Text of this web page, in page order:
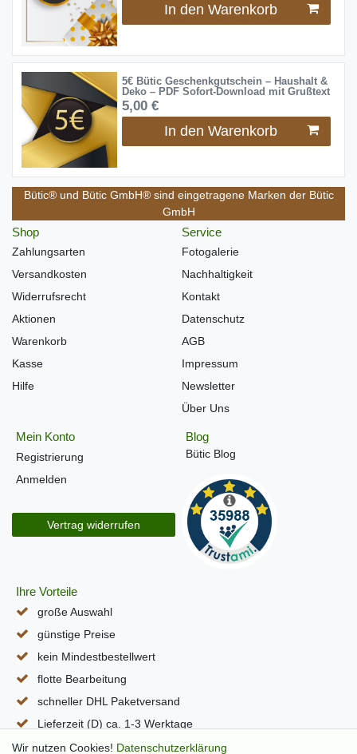
In den Warenkorb
5€ Bütic Geschenkgutschein – Haushalt &
Deko – PDF Sofort-Download mit Grußtext
5,00 €
In den Warenkorb
Bütic® und Bütic GmbH® sind eingetragene Marken der Bütic
GmbH
Shop
Zahlungsarten
Versandkosten
Widerrufsrecht
Aktionen
Warenkorb
Kasse
Hilfe
Service
Fotogalerie
Nachhaltigkeit
Kontakt
Datenschutz
AGB
Impressum
Newsletter
Über Uns
Mein Konto
Registrierung
Anmelden
Vertrag widerrufen
Blog
Bütic Blog
Ihre Vorteile
große Auswahl
günstige Preise
kein Mindestbestellwert
flotte Bearbeitung
schneller DHL Paketversand
Lieferzeit (D) ca. 1-3 Werktage
alle Seiten per SSL verschlüsselt
Wir nutzen Cookies! Daten­schutz­erklärung